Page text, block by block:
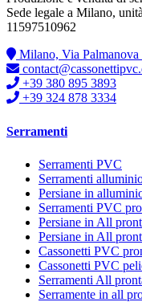
Sede legale a Milano,
11597510962
Milano, Via
+39 380 895 3893
+39 324 878 3334
Serramenti
Serramenti PVC
Serramenti
Persiane in
Serramenti PVC
Persiane in All
Persiane in All
Cassonetti PVC
Cassonetti PVC
Serramenti All
Serramente in all